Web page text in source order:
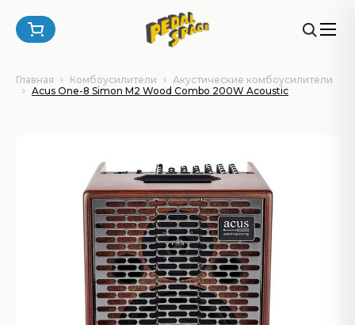
Главная Комбоусилители
Акустические комбоусилители
Acus One-8 Simon M2 Wood Combo 200W Acoustic